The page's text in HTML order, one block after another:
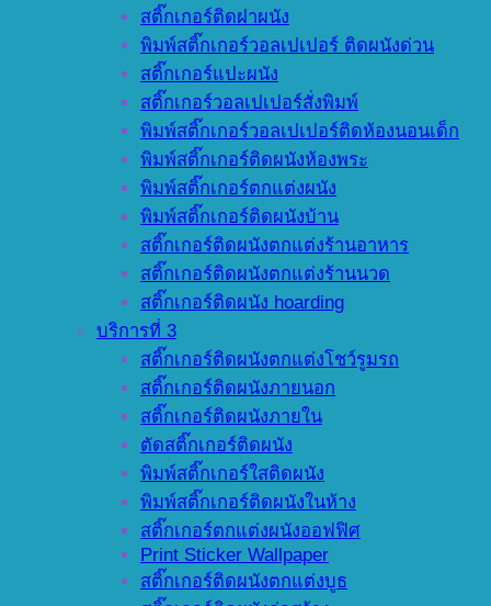
สติ๊กเกอร์ติดฝาผนัง
พิมพ์สติ๊กเกอร์วอลเปเปอร์ ติดผนังด่วน
สติ๊กเกอร์แปะผนัง
สติ๊กเกอร์วอลเปเปอร์สั่งพิมพ์
พิมพ์สติ๊กเกอร์วอลเปเปอร์ติดห้องนอนเด็ก
พิมพ์สติ๊กเกอร์ติดผนังห้องพระ
พิมพ์สติ๊กเกอร์ตกแต่งผนัง
พิมพ์สติ๊กเกอร์ติดผนังบ้าน
สติ๊กเกอร์ติดผนังตกแต่งร้านอาหาร
สติ๊กเกอร์ติดผนังตกแต่งร้านนวด
สติ๊กเกอร์ติดผนัง hoarding
บริการที่ 3
สติ๊กเกอร์ติดผนังตกแต่งโชว์รูมรถ
สติ๊กเกอร์ติดผนังภายนอก
สติ๊กเกอร์ติดผนังภายใน
ตัดสติ๊กเกอร์ติดผนัง
พิมพ์สติ๊กเกอร์ใสติดผนัง
พิมพ์สติ๊กเกอร์ติดผนังในห้าง
สติ๊กเกอร์ตกแต่งผนังออฟฟิศ
Print Sticker Wallpaper
สติ๊กเกอร์ติดผนังตกแต่งบูธ